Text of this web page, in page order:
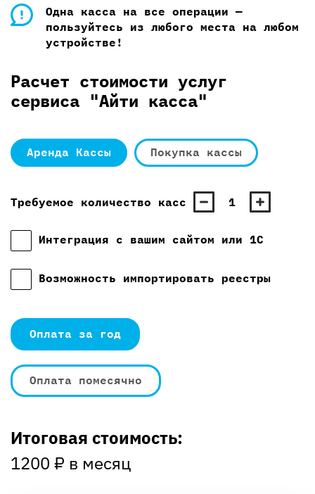
Одна касса на все операции —
пользуйтесь из любого места на любом
устройстве!
Расчет стоимости услуг
сервиса "Айти касса"
Аренда Кассы Покупка кассы
Требуемое количество касс 1
Интеграция с вашим сайтом или 1С
Возможность импортировать реестры
Оплата за год
Оплата помесячно
Итоговая стоимость:
1200 ₽ в месяц